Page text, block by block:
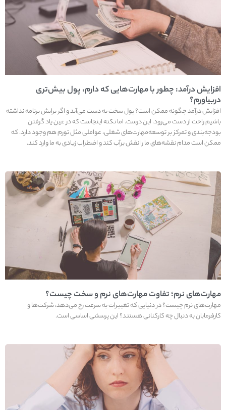
افزایش درآمد: چطور با مهارت‌هایی که دارم، پول بیش‌تری
دربیاورم؟
افزایش درآمد چگونه ممکن است؟ پول سخت به دست می‌آید و اگر برایش برنامه نداشته
باشیم راحت از دست می‌رود. این درست. اما نکته اینجاست که در عین یاد گرفتن
بودجه‌بندی و تمرکز بر توسعه‌مهارت‌های شغلی، عواملی مثل تورم هم وجود دارد. که
ممکن است مدام نقشه‌های ما را نقش برآب کند و اضطراب زیادی به ما وارد کند.
مهارت‌های نرم؛ تفاوت‌ مهارت‌های نرم و سخت چیست؟
مهارت‌های نرم چیست؟ در دنیایی که تغییرات به سرعت رخ می‌دهد، شرکت‌ها و
کارفرمایان به دنبال چه کارکنانی هستند؟ این پرسشی اساسی است.